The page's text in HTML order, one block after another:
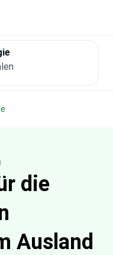
die
Ausland